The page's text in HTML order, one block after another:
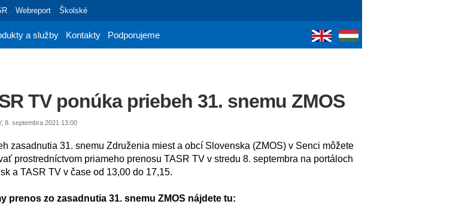
Webreport Školské
a služby Kontakty Podporujeme
TV ponúka priebeh 31. snemu ZMOS
8. septembra 2021 13:00
zasadnutia 31. snemu Združenia miest a obcí Slovenska (ZMOS) v Senci môžete
prostredníctvom priameho prenosu TASR TV v stredu 8. septembra na portáloch
a TASR TV v čase od 13,00 do 17,15.
prenos zo zasadnutia 31. snemu ZMOS nájdete tu: